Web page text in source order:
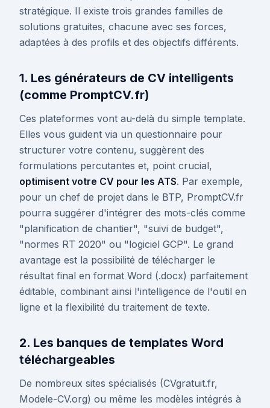
stratégique. Il existe trois grandes familles de
solutions gratuites, chacune avec ses forces,
adaptées à des profils et des objectifs différents.
1. Les générateurs de CV intelligents
(comme PromptCV.fr)
Ces plateformes vont au-delà du simple template.
Elles vous guident via un questionnaire pour
structurer votre contenu, suggèrent des
formulations percutantes et, point crucial,
optimisent votre CV pour les ATS. Par exemple,
pour un chef de projet dans le BTP, PromptCV.fr
pourra suggérer d'intégrer des mots-clés comme
"planification de chantier", "suivi de budget",
"normes RT 2020" ou "logiciel GCP". Le grand
avantage est la possibilité de télécharger le
résultat final en format Word (.docx) parfaitement
éditable, combinant ainsi l'intelligence de l'outil en
ligne et la flexibilité du traitement de texte.
2. Les banques de templates Word
téléchargeables
De nombreux sites spécialisés (CVgratuit.fr,
Modele-CV.org) ou même les modèles intégrés à